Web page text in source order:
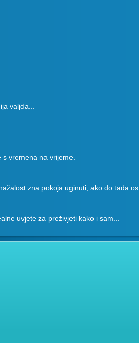
valjda...
vremena na vrijeme.
zna pokoja uginuti, ako do tada
uvjete za preživjeti kako i sam...